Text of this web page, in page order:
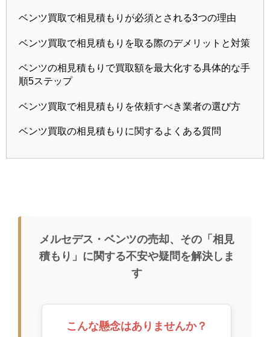
ベンツ買取で相見積もりが必須とされる3つの理由
ベンツ買取で相見積もりを取る際のデメリットと対策
ベンツの相見積もりで買取額を最大化する具体的な手
順5ステップ
ベンツ買取で相見積もりを依頼すべき業者の選び方
ベンツ買取の相見積もりに関するよくある質問
メルセデス・ベンツの売却、その「相見
積もり」に関する不安や疑問を解決しま
す
こんな懸念はありませんか？